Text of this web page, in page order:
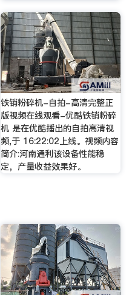
铁销粉碎机-自拍-高清完整正
版视频在线观看-优酷铁销粉碎
机 是在优酷播出的自拍高清视
频,于 16:22:02上线。视频内容
简介:河南通利该设备性能稳
定，产量收益效果好。